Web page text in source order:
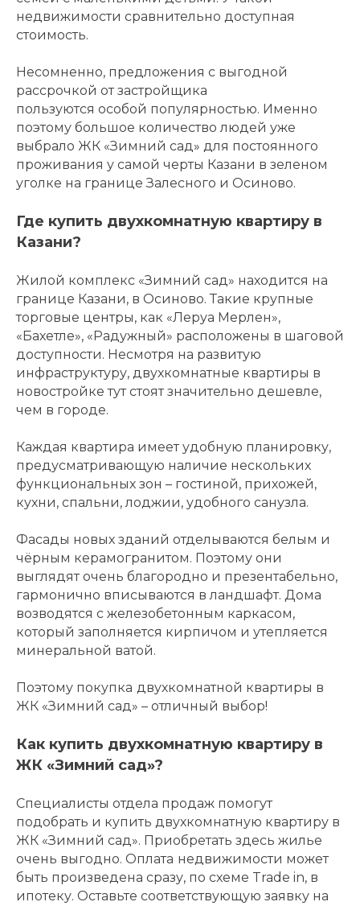
недвижимости сравнительно доступная
стоимость.
Несомненно, предложения с выгодной
рассрочкой от застройщика
пользуются особой популярностью. Именно
поэтому большое количество людей уже
выбрало ЖК «Зимний сад» для постоянного
проживания у самой черты Казани в зеленом
уголке на границе Залесного и Осиново.
Где купить двухкомнатную квартиру в
Казани?
Жилой комплекс «Зимний сад» находится на
границе Казани, в Осиново. Такие крупные
торговые центры, как «Леруа Мерлен»,
«Бахетле», «Радужный» расположены в шаговой
доступности. Несмотря на развитую
инфраструктуру, двухкомнатные квартиры в
новостройке тут стоят значительно дешевле,
чем в городе.
Каждая квартира имеет удобную планировку,
предусматривающую наличие нескольких
функциональных зон – гостиной, прихожей,
кухни, спальни, лоджии, удобного санузла.
Фасады новых зданий отделываются белым и
чёрным керамогранитом. Поэтому они
выглядят очень благородно и презентабельно,
гармонично вписываются в ландшафт. Дома
возводятся с железобетонным каркасом,
который заполняется кирпичом и утепляется
минеральной ватой.
Поэтому покупка двухкомнатной квартиры в
ЖК «Зимний сад» – отличный выбор!
Как купить двухкомнатную квартиру в
ЖК «Зимний сад»?
Специалисты отдела продаж помогут
подобрать и купить двухкомнатную квартиру в
ЖК «Зимний сад». Приобретать здесь жилье
очень выгодно. Оплата недвижимости может
быть произведена сразу, по схеме Trade in, в
ипотеку. Оставьте соответствующую заявку на